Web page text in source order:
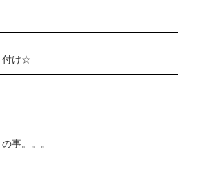
付け☆
事。。。